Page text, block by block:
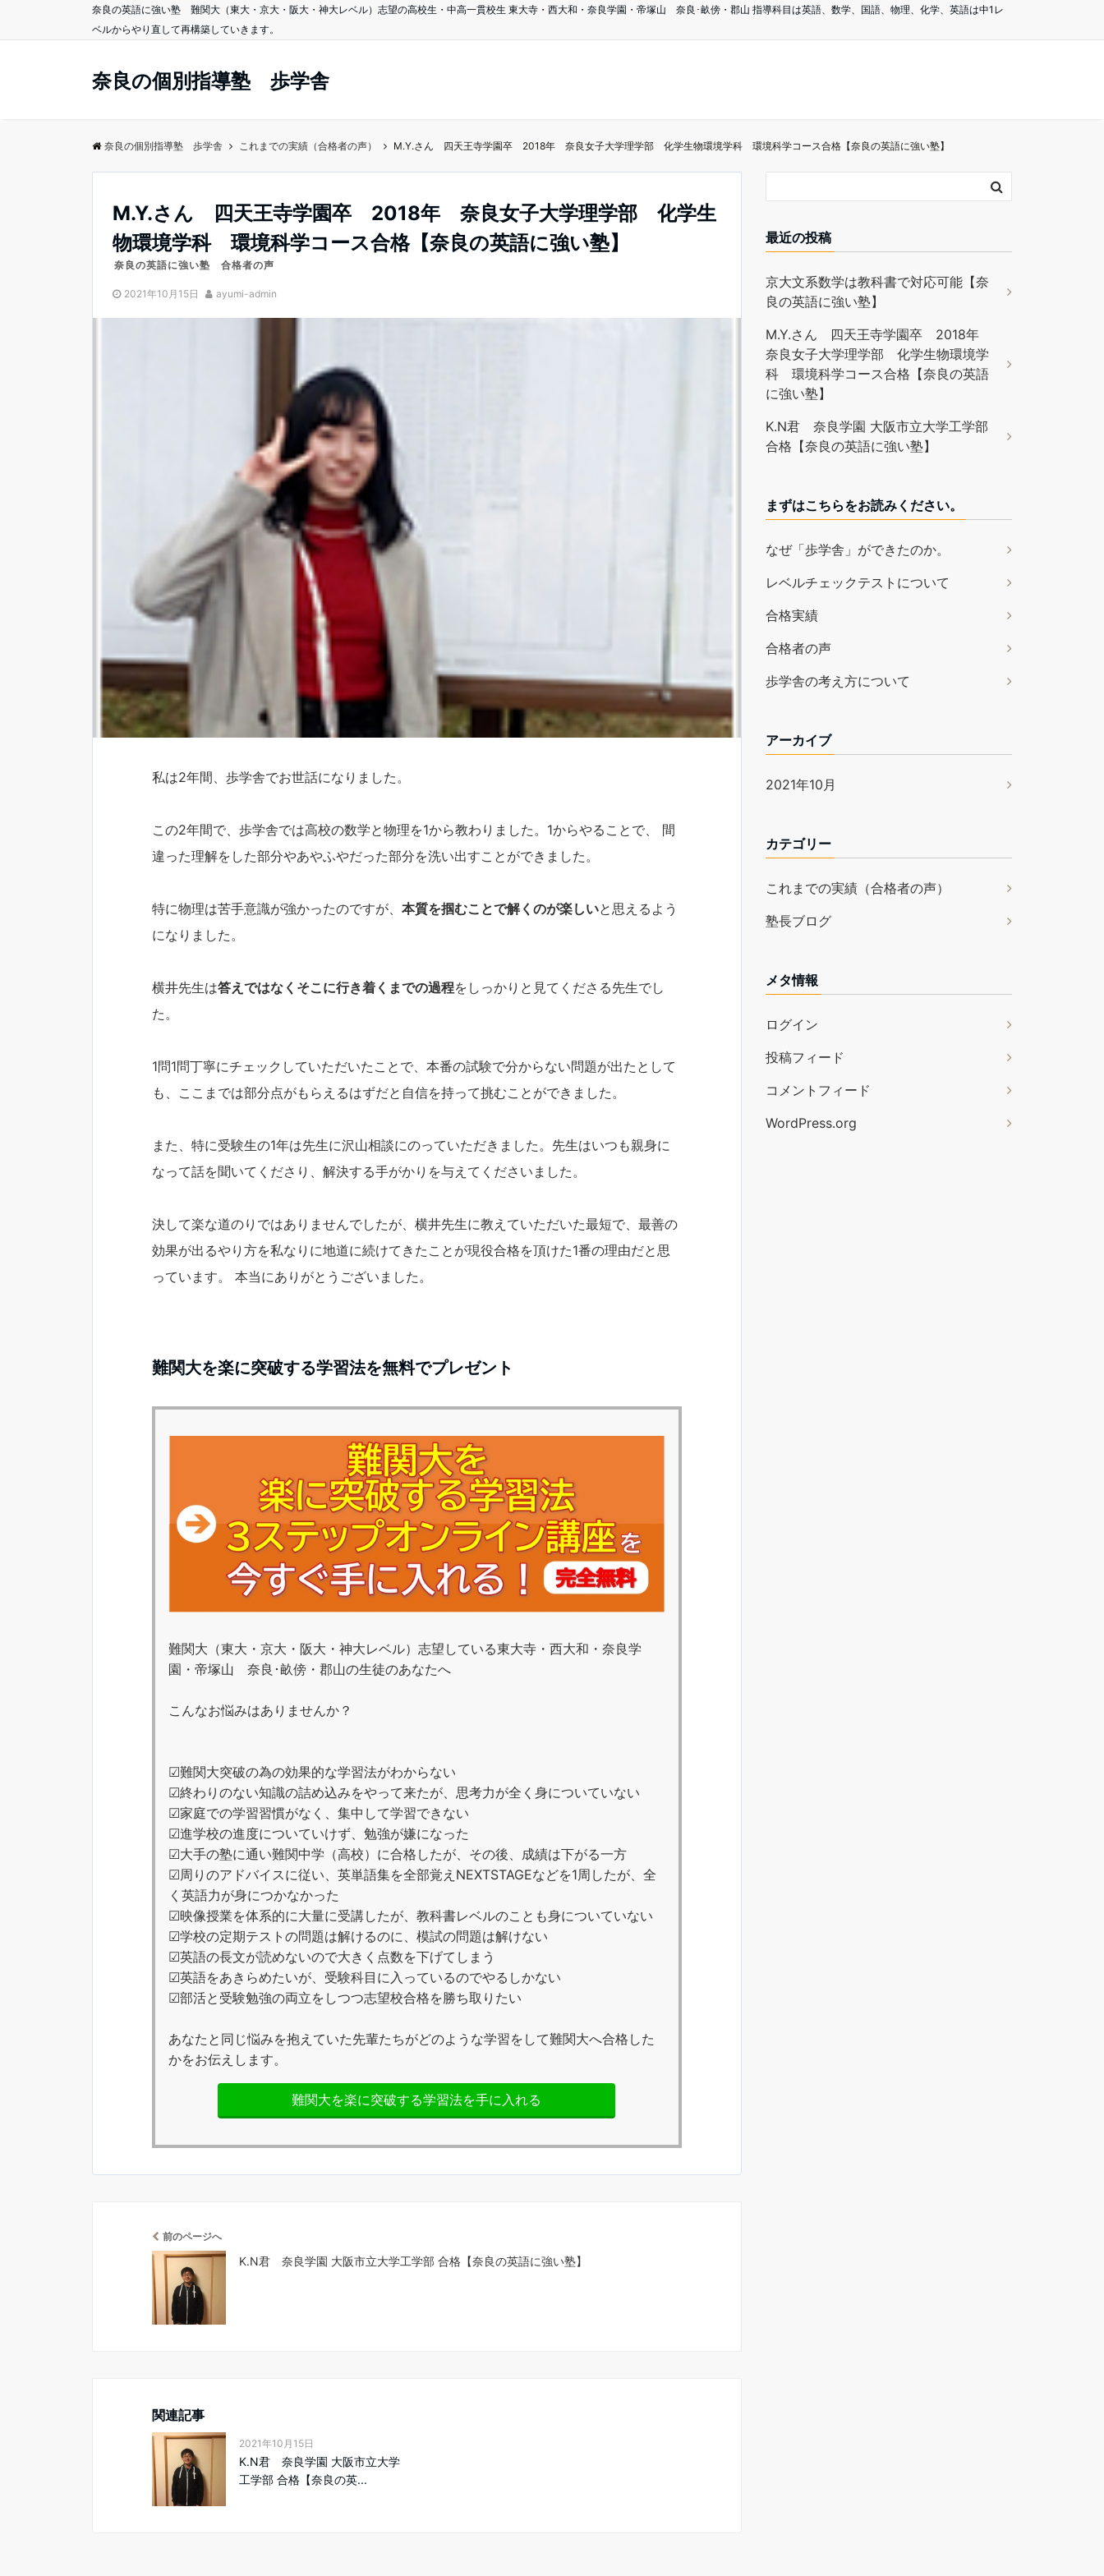
奈良の英語に強い塾 難関大（東大・京大・阪大・神大レベル）志望の高校生・中高一貫校生 東大寺・西大和・奈良学園・帝塚山 奈良･畝傍・郡山 指導科目は英語、数学、国語、物理、化学、英語は中1レ
ベルからやり直して再構築していきます。
奈良の個別指導塾 歩学舎
奈良の個別指導塾 歩学舎 これまでの実績（合格者の声） M.Y.さん 四天王寺学園卒 2018年 奈良女子大学理学部 化学生物環境学科 環境科学コース合格【奈良の英語に強い塾】
M.Y.さん 四天王寺学園卒 2018年 奈良女子大学理学部 化学生
物環境学科 環境科学コース合格【奈良の英語に強い塾】
奈良の英語に強い塾 合格者の声
2021年10月15日 ayumi-admin
私は2年間、歩学舎でお世話になりました。
この2年間で、歩学舎では高校の数学と物理を1から教わりました。1からやることで、 間
違った理解をした部分やあやふやだった部分を洗い出すことができました。
特に物理は苦手意識が強かったのですが、 本質を掴むことで解くのが楽しいと思えるよう
になりました。
横井先生は答えではなくそこに行き着くまでの過程をしっかりと見てくださる先生でし
た。
1問1問丁寧にチェックしていただいたことで、本番の試験で分からない問題が出たとして
も、ここまでは部分点がもらえるはずだと自信を持って挑むことができました。
また、特に受験生の1年は先生に沢山相談にのっていただきました。先生はいつも親身に
なって話を聞いてくださり、解決する手がかりを与えてくださいました。
決して楽な道のりではありませんでしたが、横井先生に教えていただいた最短で、最善の
効果が出るやり方を私なりに地道に続けてきたことが現役合格を頂けた1番の理由だと思
っています。 本当にありがとうございました。
難関大を楽に突破する学習法を無料でプレゼント
難関大（東大・京大・阪大・神大レベル）志望している東大寺・西大和・奈良学
園・帝塚山 奈良･畝傍・郡山の生徒のあなたへ
こんなお悩みはありませんか？
☑難関大突破の為の効果的な学習法がわからない
☑終わりのない知識の詰め込みをやって来たが、思考力が全く身についていない
☑家庭での学習習慣がなく、集中して学習できない
☑進学校の進度についていけず、勉強が嫌になった
☑大手の塾に通い難関中学（高校）に合格したが、その後、成績は下がる一方
☑周りのアドバイスに従い、英単語集を全部覚えNEXTSTAGEなどを1周したが、全
く英語力が身につかなかった
☑映像授業を体系的に大量に受講したが、教科書レベルのことも身についていない
☑学校の定期テストの問題は解けるのに、模試の問題は解けない
☑英語の長文が読めないので大きく点数を下げてしまう
☑英語をあきらめたいが、受験科目に入っているのでやるしかない
☑部活と受験勉強の両立をしつつ志望校合格を勝ち取りたい
あなたと同じ悩みを抱えていた先輩たちがどのような学習をして難関大へ合格した
かをお伝えします。
難関大を楽に突破する学習法を手に入れる
前のページへ
K.N君 奈良学園 大阪市立大学工学部 合格【奈良の英語に強い塾】
関連記事
2021年10月15日
K.N君 奈良学園 大阪市立大学
工学部 合格【奈良の英...
最近の投稿
京大文系数学は教科書で対応可能【奈
良の英語に強い塾】
M.Y.さん 四天王寺学園卒 2018年
奈良女子大学理学部 化学生物環境学
科 環境科学コース合格【奈良の英語
に強い塾】
K.N君 奈良学園 大阪市立大学工学部
合格【奈良の英語に強い塾】
まずはこちらをお読みください。
なぜ「歩学舎」ができたのか。
レベルチェックテストについて
合格実績
合格者の声
歩学舎の考え方について
アーカイブ
2021年10月
カテゴリー
これまでの実績（合格者の声）
塾長ブログ
メタ情報
ログイン
投稿フィード
コメントフィード
WordPress.org